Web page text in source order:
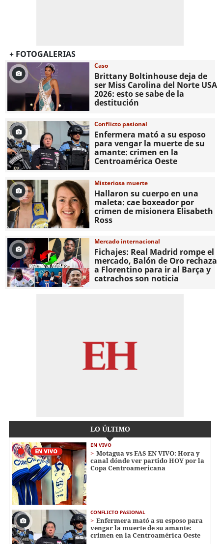
+ FOTOGALERIAS
Caso
Brittany Boltinhouse deja de
ser Miss Carolina del Norte USA
2026: esto se sabe de la
destitución
Conflicto pasional
Enfermera mató a su esposo
para vengar la muerte de su
amante: crimen en la
Centroamérica Oeste
Misteriosa muerte
Hallaron su cuerpo en una
maleta: cae boxeador por
crimen de misionera Elisabeth
Ross
Mercado internacional
Fichajes: Real Madrid rompe el
mercado, Balón de Oro rechaza
a Florentino para ir al Barça y
catrachos son noticia
LO ÚLTIMO
EN VIVO
Motagua vs FAS EN VIVO: Hora y
canal dónde ver partido HOY por la
Copa Centroamericana
CONFLICTO PASIONAL
Enfermera mató a su esposo para
vengar la muerte de su amante:
crimen en la Centroamérica Oeste